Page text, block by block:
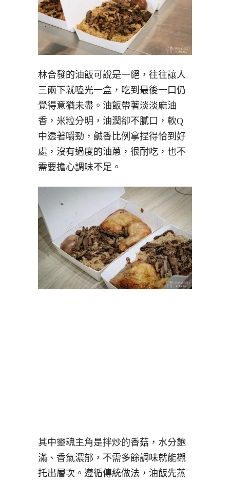
林合發的油飯可說是一絕，往往讓人
三兩下就嗑光一盒，吃到最後一口仍
覺得意猶未盡。油飯帶著淡淡麻油
香，米粒分明，油潤卻不膩口，軟Q
中透著嚼勁，鹹香比例拿捏得恰到好
處，沒有過度的油蔥，很耐吃，也不
需要擔心調味不足。
其中靈魂主角是拌炒的香菇，水分飽
滿、香氣濃郁，不需多餘調味就能襯
托出層次。遵循傳統做法，油飯先蒸